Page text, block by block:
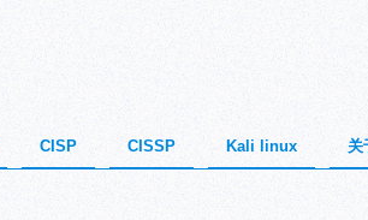
CISP CISSP Kali linux 关